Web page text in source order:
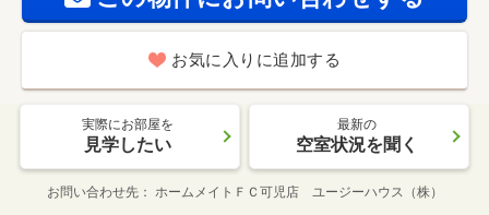
お気に入りに追加する
実際にお部屋を
見学したい
最新の
空室状況を聞く
お問い合わせ先 ホームメイトＦＣ可児店 ユージーハウス（株）